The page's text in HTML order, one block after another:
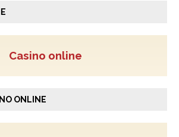
Casino online
ONLINE